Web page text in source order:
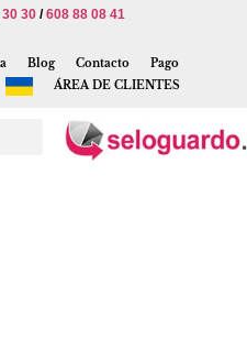
30/608 88 08 41
Blog Contacto
Pago
ÁREA DE CLIENTES